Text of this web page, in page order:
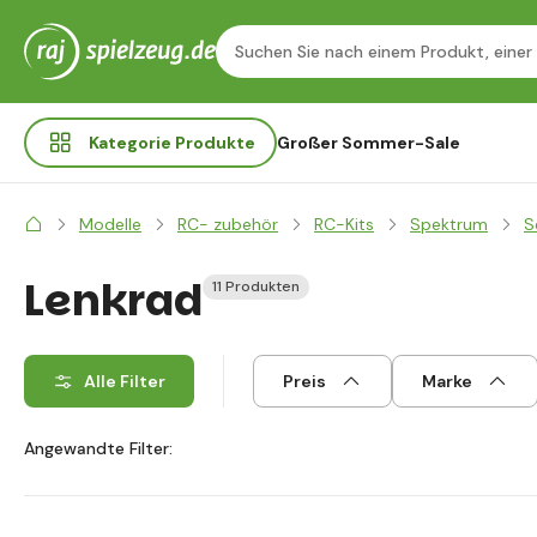
Kategorie Produkte Großer Sommer-Sale
Modelle RC- zubehör RC-Kits Spektrum
Lenkrad 11 Produkten
Alle Filter Preis Marke
Angewandte Filter: